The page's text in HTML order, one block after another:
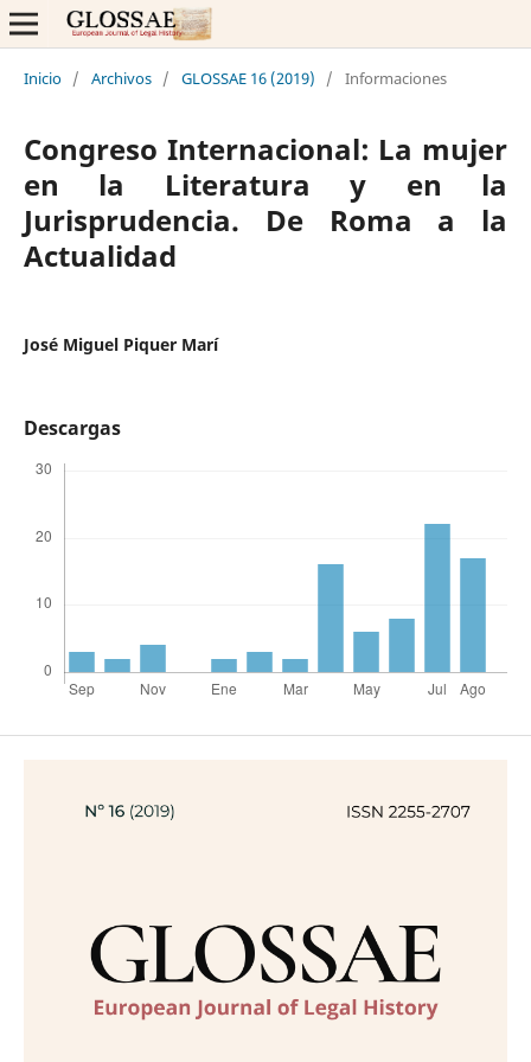
Inicio / Archivos / GLOSSAE 16 (2019) / Informaciones
Congreso Internacional: La mujer
en la Literatura y en la
Jurisprudencia. De Roma a la
Actualidad
José Miguel Piquer Marí
Descargas